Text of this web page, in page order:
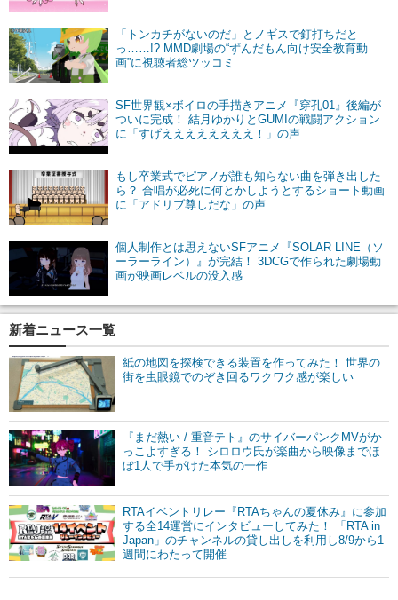
「トンカチがないのだ」とノギスで釘打ちだと
っ……!? MMD劇場の“ずんだもん向け安全教育動
画”に視聴者総ツッコミ
SF世界観×ボイロの手描きアニメ『穿孔01』後編が
ついに完成！ 結月ゆかりとGUMIの戦闘アクション
に「すげええええええええ！」の声
もし卒業式でピアノが誰も知らない曲を弾き出した
ら？ 合唱が必死に何とかしようとするショート動画
に「アドリブ尊しだな」の声
個人制作とは思えないSFアニメ『SOLAR LINE（ソ
ーラーライン）』が完結！ 3DCGで作られた劇場動
画が映画レベルの没入感
新着ニュース一覧
紙の地図を探検できる装置を作ってみた！ 世界の
街を虫眼鏡でのぞき回るワクワク感が楽しい
『まだ熱い / 重音テト』のサイバーパンクMVがか
っこよすぎる！ シロロウ氏が楽曲から映像までほ
ぼ1人で手がけた本気の一作
RTAイベントリレー『RTAちゃんの夏休み』に参加
する全14運営にインタビューしてみた！ 「RTA in
Japan」のチャンネルの貸し出しを利用し8/9から1
週間にわたって開催